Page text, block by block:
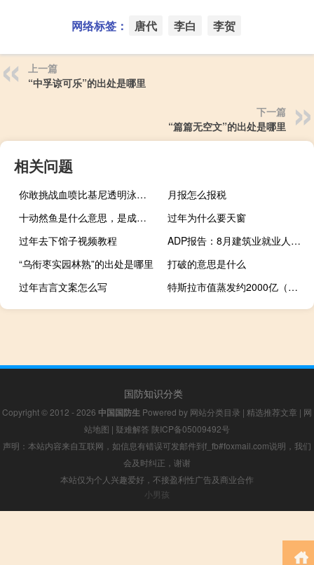
网络标签： 唐代 李白 李贺
上一篇
“中孚谅可乐”的出处是哪里
下一篇
“篇篇无空文”的出处是哪里
相关问题
你敢挑战血喷比基尼透明泳衣吗？
月报怎么报税
十动然鱼是什么意思，是成语吗什么梗
过年为什么要天窗
过年去下馆子视频教程
ADP报告：8月建筑业就业人数增加0.6万人7月增加0.9万人8月制造业就业人数增加1.2万人7月减少3.6万人8月贸易/运输/公用事业就业人数增加4.5万人7月增加3万人8月金融服务业就业人数持平7月减少0.5万人8月专业/商业服务就业人数增加1.5万人7月增加0.5万人
“乌衔枣实园林熟”的出处是哪里
打破的意思是什么
过年吉言文案怎么写
特斯拉市值蒸发约2000亿（特斯拉市值一夜蒸发2082亿）
国防知识分类
Copyright © 2012 - 2026 中国国防生 Powered by 网站分类目录 | 精选推荐文章 | 网
站地图 | 疑难解答 陕ICP备05009492号
声明：本站内容来自互联网，如信息有错误可发邮件到f_fb#foxmail.com说明，我们
会及时纠正，谢谢
本站仅为个人兴趣爱好，不接盈利性广告及商业合作
小男孩